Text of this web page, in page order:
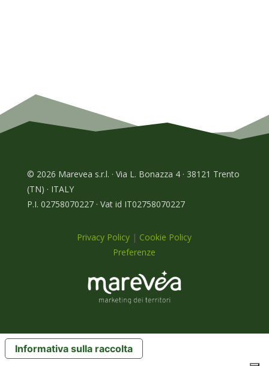
© 2026 Marevea s.r.l. · Via L. Bonazza 4 · 38121 Trento
(TN) · ITALY
P.I. 02758070227 · Vat id IT02758070227
Privacy Policy | Cookie Policy
Preferenze
Informativa sulla raccolta